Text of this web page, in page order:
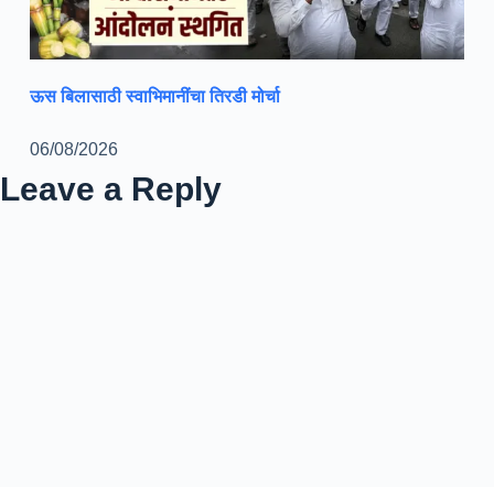
ऊस बिलासाठी स्वाभिमानींचा तिरडी मोर्चा
06/08/2026
Leave a Reply